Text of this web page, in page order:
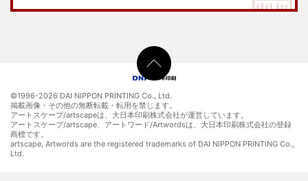
©1996-2026 DAI NIPPON PRINTING Co., Ltd.
掲載画像・その他の無断転載・転用を禁じます。
アートスケープ/artscapeは、大日本印刷株式会社が運営しています。
アートスケープ/artscape、アートワード/Artwordsは、大日本印刷株式会社の登録
商標です。
artscape, Artwords are the registered trademarks of DAI NIPPON PRINTING Co.,
Ltd.